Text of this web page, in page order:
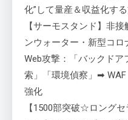
化”して量産＆収益化す
【サーモスタンド】非
ンウォーター・新型コ
Web攻撃：「バックド
索」「環境偵察」➡ WAF
強化
【1500部突破☆ロング